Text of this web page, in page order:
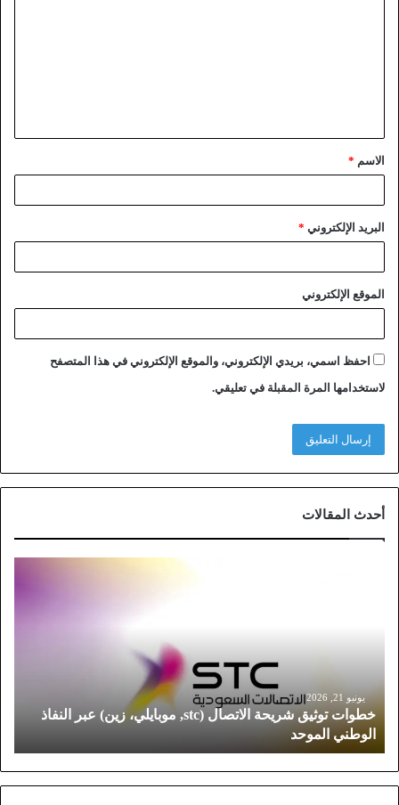
الاسم *
البريد الإلكتروني *
الموقع الإلكتروني
احفظ اسمي، بريدي الإلكتروني، والموقع الإلكتروني في هذا المتصفح
لاستخدامها المرة المقبلة في تعليقي.
أحدث المقالات
و
ش
ر
يونيو 21, 2026
خطوات توثيق شريحة الاتصال (stc, موبايلي، زين) عبر النفاذ
الوطني الموحد